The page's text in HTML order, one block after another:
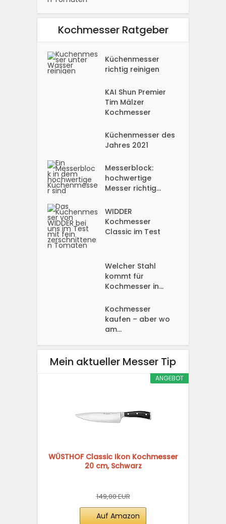
Kochmesser Ratgeber
Küchenmesser
richtig reinigen
KAI Shun Premier
Tim Mälzer
Kochmesser
Küchenmesser des
Jahres 2021
Messerblock:
hochwertige
Messer richtig...
WIDDER
Kochmesser
Classic im Test
Welcher Stahl
kommt für
Kochmesser in...
Kochmesser
kaufen – aber wo
am...
Mein aktueller Messer Tip
ANGEBOT
WÜSTHOF Classic Ikon Kochmesser
20 cm, Schwarz
149,00 EUR
Auf Amazon